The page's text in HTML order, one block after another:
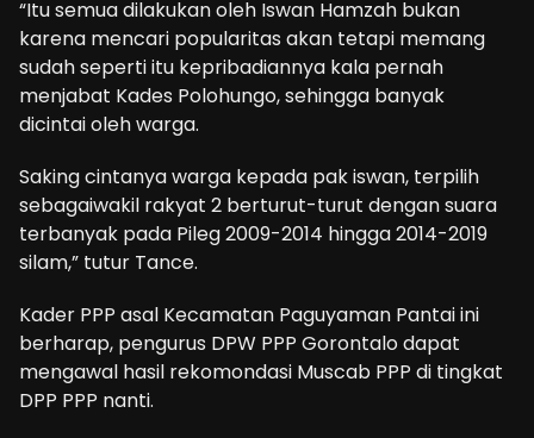
“Itu semua dilakukan oleh Iswan Hamzah bukan
karena mencari popularitas akan tetapi memang
sudah seperti itu kepribadiannya kala pernah
menjabat Kades Polohungo, sehingga banyak
dicintai oleh warga.
Saking cintanya warga kepada pak iswan, terpilih
sebagaiwakil rakyat 2 berturut-turut dengan suara
terbanyak pada Pileg 2009-2014 hingga 2014-2019
silam,” tutur Tance.
Kader PPP asal Kecamatan Paguyaman Pantai ini
berharap, pengurus DPW PPP Gorontalo dapat
mengawal hasil rekomondasi Muscab PPP di tingkat
DPP PPP nanti.